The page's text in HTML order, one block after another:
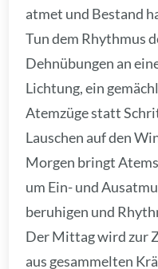
atmet und Bestand
Tun dem Rhythmus
Dehnübungen an
Lichtung, ein
Atemzüge statt
Lauschen auf den
Morgen bringt
um Ein- und
beruhigen und
Der Mittag wird zur
aus gesammelten